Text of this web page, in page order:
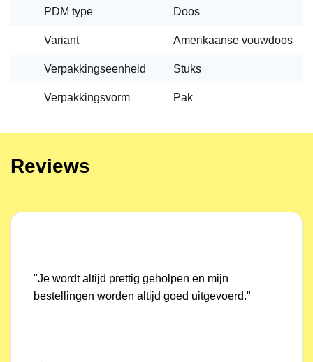
PDM type Doos
Variant Amerikaanse vouwdoos
Verpakkingseenheid Stuks
Verpakkingsvorm Pak
Reviews
"Na een vlotte afwikkeling van mijn online
bestelling was ik nog wat vergeten. Dit had ik per